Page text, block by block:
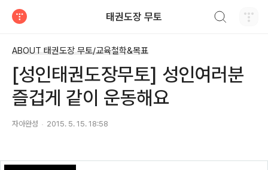
태권도장 무토
ABOUT 태권도장 무토/교육철학&목표
[성인태권도장무토] 성인여러분
즐겁게 같이 운동해요
자아완성 2015. 5. 15. 18:58